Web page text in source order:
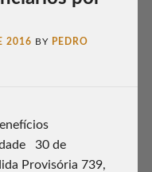
2016 BY PEDRO
30 de
Provisória 739,